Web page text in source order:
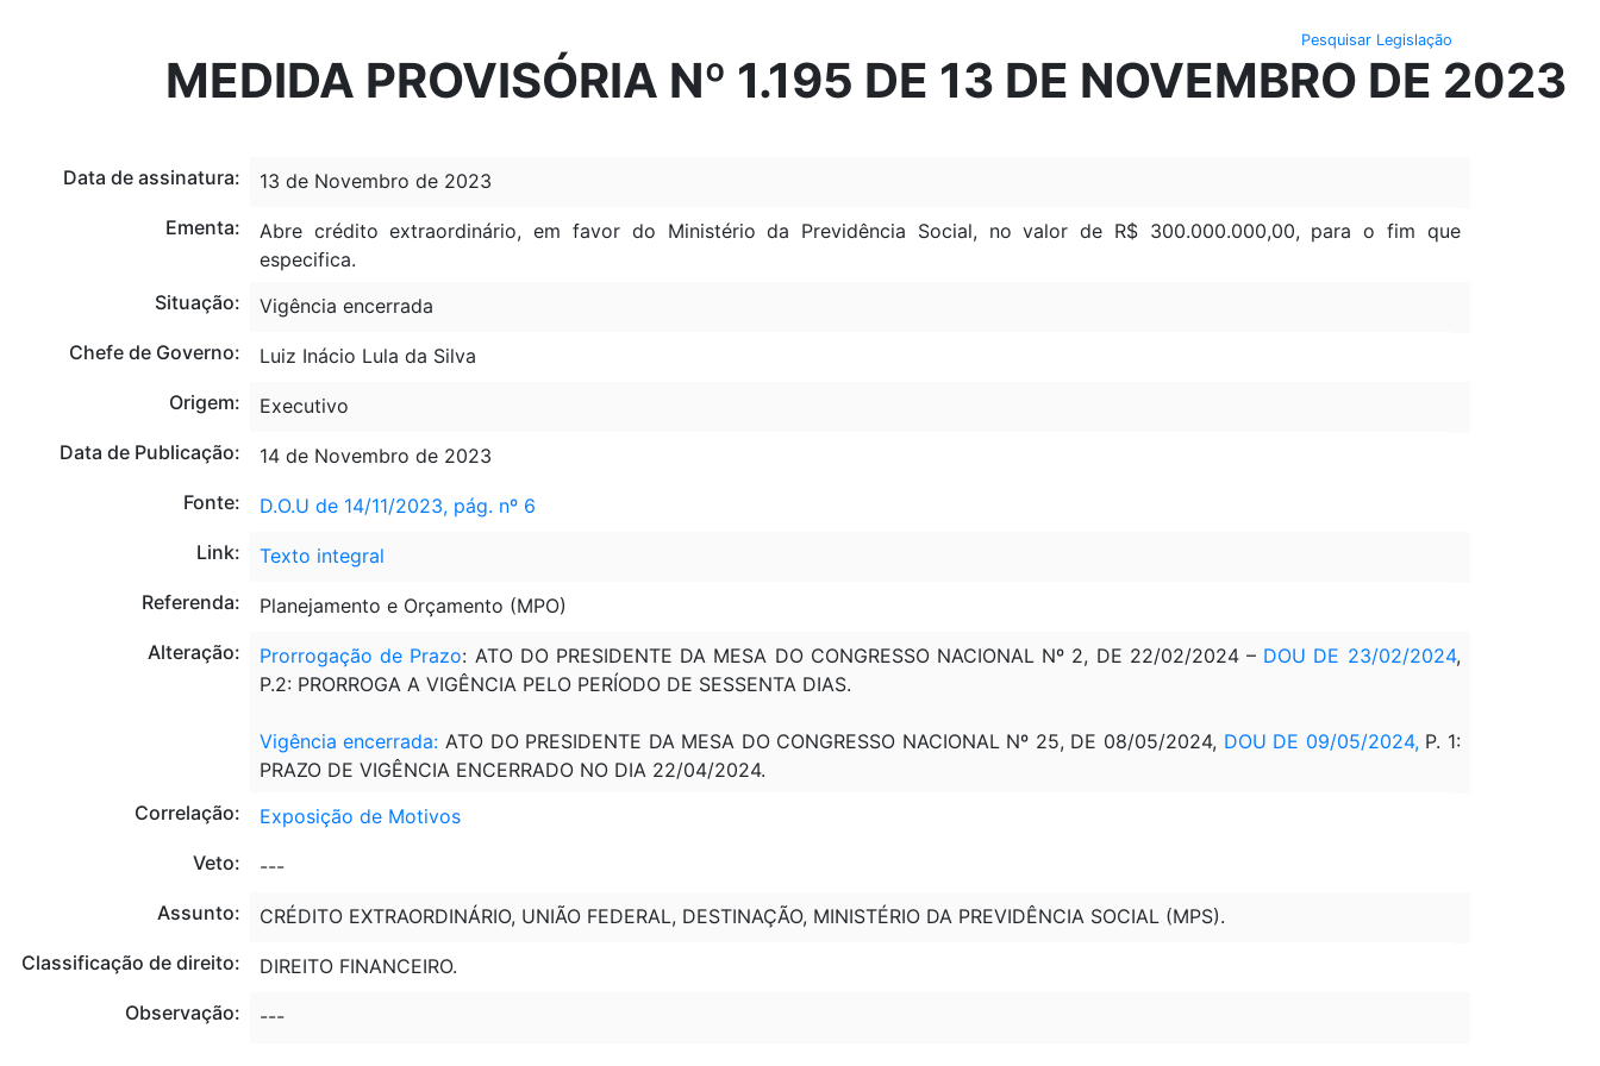
Pesquisar Legislação
MEDIDA PROVISÓRIA Nº 1.195 DE 13 DE NOVEMBRO DE 2023
Data de assinatura:
13 de Novembro de 2023
Ementa:
Abre crédito extraordinário, em favor do Ministério da Previdência Social, no valor de R$ 300.000.000,00, para o fim que
especifica.
Situação:
Vigência encerrada
Chefe de Governo:
Luiz Inácio Lula da Silva
Origem:
Executivo
Data de Publicação:
14 de Novembro de 2023
Fonte:
D.O.U de 14/11/2023, pág. nº 6
Link:
Texto integral
Referenda:
Planejamento e Orçamento (MPO)
Alteração:
Prorrogação de Prazo: ATO DO PRESIDENTE DA MESA DO CONGRESSO NACIONAL Nº 2, DE 22/02/2024 – DOU DE 23/02/2024,
P.2: PRORROGA A VIGÊNCIA PELO PERÍODO DE SESSENTA DIAS.
Vigência encerrada: ATO DO PRESIDENTE DA MESA DO CONGRESSO NACIONAL Nº 25, DE 08/05/2024, DOU DE 09/05/2024,P. 1:
PRAZO DE VIGÊNCIA ENCERRADO NO DIA 22/04/2024.
Correlação:
Exposição de Motivos
Veto:
---
Assunto:
CRÉDITO EXTRAORDINÁRIO, UNIÃO FEDERAL, DESTINAÇÃO, MINISTÉRIO DA PREVIDÊNCIA SOCIAL (MPS).
Classificação de direito:
DIREITO FINANCEIRO.
Observação:
---